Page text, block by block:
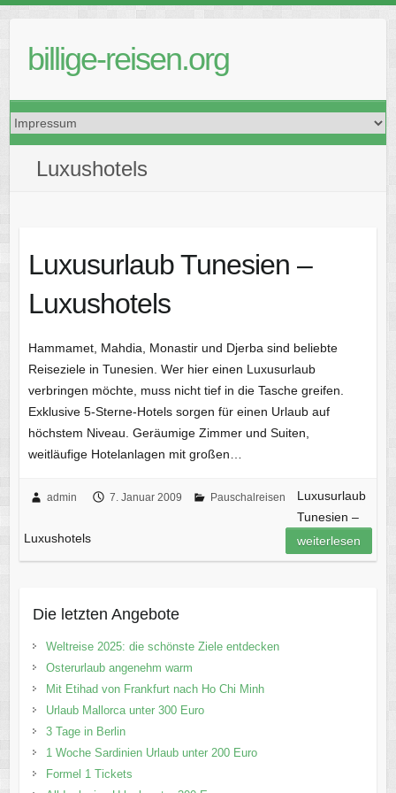
contentbillige-reisen.org
Luxushotels
Luxusurlaub Tunesien –
Luxushotels
Hammamet, Mahdia, Monastir und Djerba sind beliebte
Reiseziele in Tunesien. Wer hier einen Luxusurlaub
verbringen möchte, muss nicht tief in die Tasche greifen.
Exklusive 5-Sterne-Hotels sorgen für einen Urlaub auf
höchstem Niveau. Geräumige Zimmer und Suiten,
weitläufige Hotelanlagen mit großen…
admin 7. Januar 2009 Pauschalreisen
Luxusurlaub
Tunesien –
Luxushotels
weiterlesen
Die letzten Angebote
Weltreise 2025: die schönste Ziele entdecken
Osterurlaub angenehm warm
Mit Etihad von Frankfurt nach Ho Chi Minh
Urlaub Mallorca unter 300 Euro
3 Tage in Berlin
1 Woche Sardinien Urlaub unter 200 Euro
Formel 1 Tickets